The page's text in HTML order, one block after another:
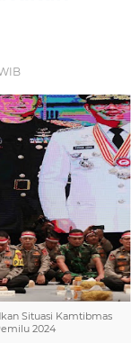
Situasi Kamtibmas
2024